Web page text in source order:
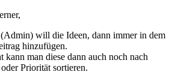
will die Ideen, dann immer in dem
hinzufügen.
kann man diese dann auch noch nach
Priorität sortieren.